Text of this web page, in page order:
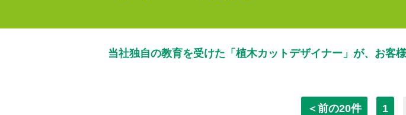
当社独自の教育を受けた「植木カットデザイナー」が、お客
＜前の20件 1